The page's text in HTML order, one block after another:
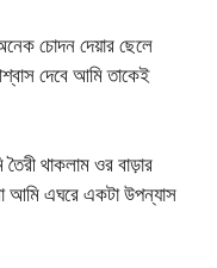
চোদন দেয়ার ছেলে
দেবে আমি তাকেই
থাকলাম ওর বাড়ার
আমি এঘরে একটা উপন্যাস